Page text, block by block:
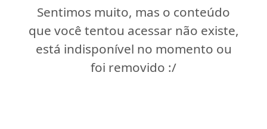
Sentimos muito, mas o conteúdo
que você tentou acessar não existe,
está indisponível no momento ou
foi removido :/